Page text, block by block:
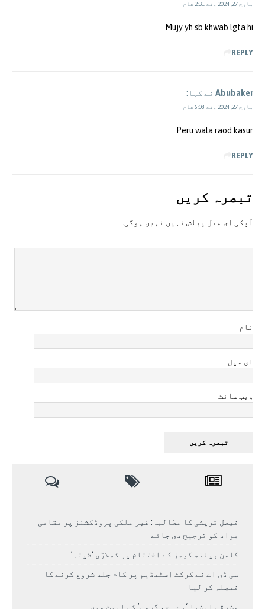
مارچ 27, 2024 وقت 2:31 شام
Mujy yh sb khwab lgta hi
REPLY
Abubaker نے کہا:
مارچ 27, 2024 وقت 6:08 شام
Peru wala raod kasur
REPLY
تبصرہ کريں
آپکی ای ميل پبلش نہيں نہيں ہوگی.
نام
ای میل
ویب سائٹ
فیصل قریشی کا مطالبہ: غیر ملکی پروڈکشنز پر مقامی
مواد کو ترجیح دی جائے
کامن ویلتھ گیمز کے اختتام پر کھلاڑی ‘لاپتہ’
سی ڈی اے نے کرکٹ اسٹیڈیم پر کام جلد شروع کرنے کا
فیصلہ کر لیا
مشرقی ایشیا ‘بے رحم گرمی’ کی لپیٹ میں